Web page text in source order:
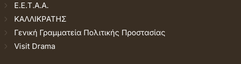
Ε.Ε.Τ.Α.Α.
ΚΑΛΛΙΚΡΑΤΗΣ
Γενική Γραμματεία Πολιτικής Προστασίας
Visit Drama